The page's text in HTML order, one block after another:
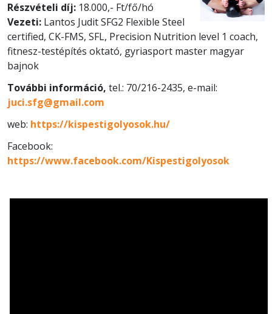
Részvételi díj: 18.000,- Ft/fő/hó
Vezeti: Lantos Judit SFG2 Flexible Steel
certified, CK-FMS, SFL, Precision Nutrition level 1 coach,
fitnesz-testépítés oktató, gyriasport master magyar
bajnok
További információ, tel.: 70/216-2435, e-mail:
juci.sfg@gmail.com
web: https://kispestigolyosok.hu/
Facebook:
https://www.facebook.com/Kispestigolyosok